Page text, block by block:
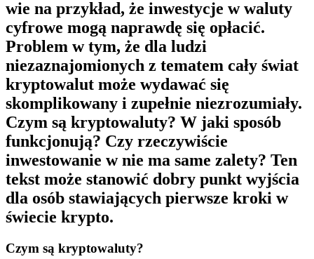
wie na przykład, że inwestycje w waluty
cyfrowe mogą naprawdę się opłacić.
Problem w tym, że dla ludzi
niezaznajomionych z tematem cały świat
kryptowalut może wydawać się
skomplikowany i zupełnie niezrozumiały.
Czym są kryptowaluty? W jaki sposób
funkcjonują? Czy rzeczywiście
inwestowanie w nie ma same zalety? Ten
tekst może stanowić dobry punkt wyjścia
dla osób stawiających pierwsze kroki w
świecie krypto.
Czym są kryptowaluty?